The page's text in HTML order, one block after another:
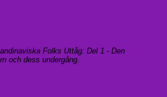
Folks Uttåg: Del 1 - Den
och dess undergång